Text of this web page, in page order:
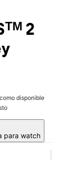
2
disponible
para watch